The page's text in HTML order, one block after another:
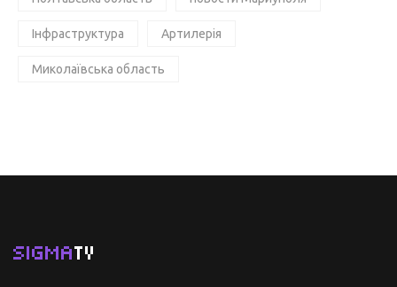
Інфраструктура Артилерія
Миколаївська область
SIGMATV